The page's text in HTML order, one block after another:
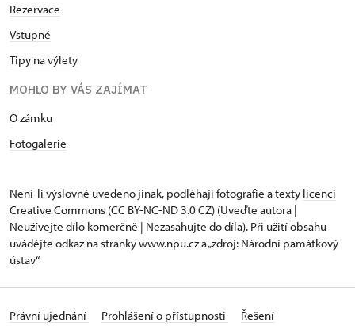
Rezervace
Vstupné
Tipy na výlety
MOHLO BY VÁS ZAJÍMAT
O zámku
Fotogalerie
Není-li výslovně uvedeno jinak, podléhají fotografie a texty licenci
Creative Commons (CC BY-NC-ND 3.0 CZ) (Uveďte autora |
Neužívejte dílo komerčně | Nezasahujte do díla). Při užití obsahu
uvádějte odkaz na stránky www.npu.cz a „zdroj: Národní památkový
ústav“
Právní ujednání Prohlášení o přístupnosti
Řešení